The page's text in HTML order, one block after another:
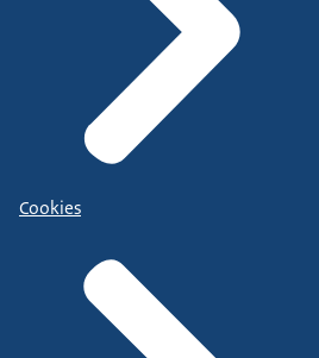
Cookies